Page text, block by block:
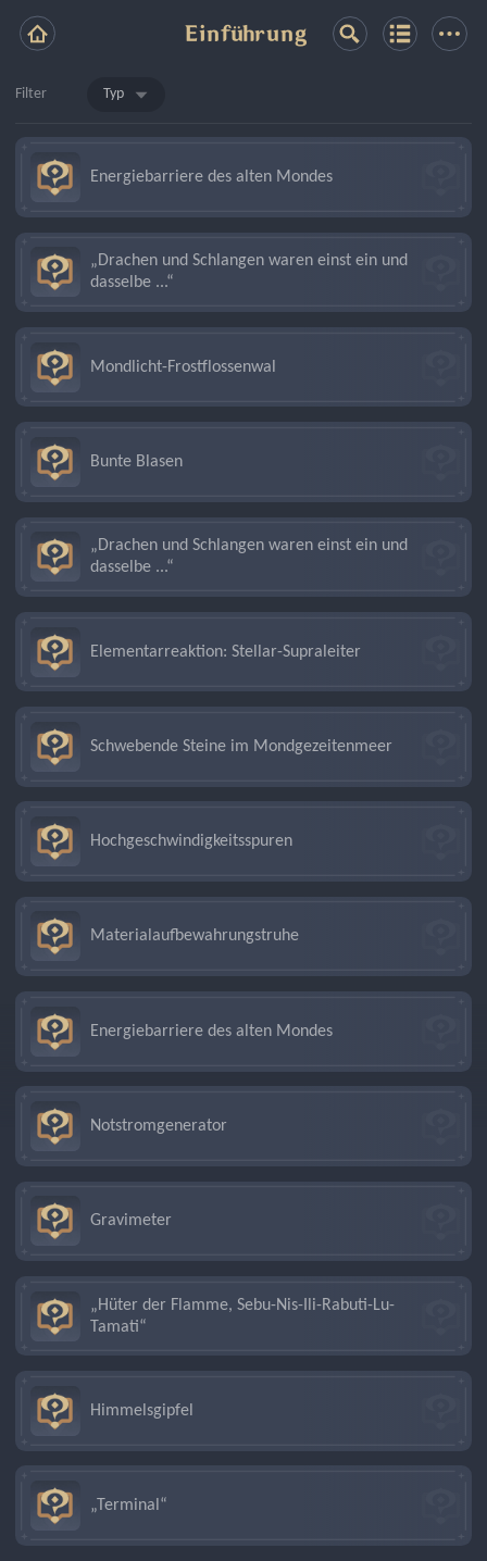
Einführung
Filter Typ
Energiebarriere des alten Mondes
„Drachen und Schlangen waren einst ein und
dasselbe ...“
Mondlicht-Frostflossenwal
Bunte Blasen
„Drachen und Schlangen waren einst ein und
dasselbe ...“
Elementarreaktion: Stellar-Supraleiter
Schwebende Steine im Mondgezeitenmeer
Hochgeschwindigkeitsspuren
Materialaufbewahrungstruhe
Energiebarriere des alten Mondes
Notstromgenerator
Gravimeter
„Hüter der Flamme, Sebu-Nis-Ili-Rabuti-Lu-
Tamati“
Himmelsgipfel
„Terminal“